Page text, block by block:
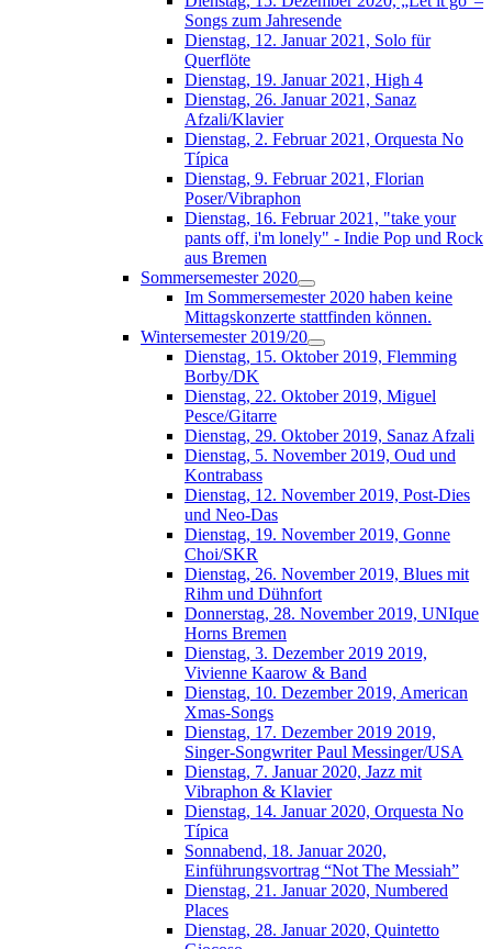
Songs zum Jahresende
Dienstag, 12. Januar 2021, Solo für
Querflöte
Dienstag, 19. Januar 2021, High 4
Dienstag, 26. Januar 2021, Sanaz
Afzali/Klavier
Dienstag, 2. Februar 2021, Orquesta No
Típica
Dienstag, 9. Februar 2021, Florian
Poser/Vibraphon
Dienstag, 16. Februar 2021, "take your
pants off, i'm lonely" - Indie Pop und Rock
aus Bremen
Sommersemester 2020
Im Sommersemester 2020 haben keine
Mittagskonzerte stattfinden können.
Wintersemester 2019/20
Dienstag, 15. Oktober 2019, Flemming
Borby/DK
Dienstag, 22. Oktober 2019, Miguel
Pesce/Gitarre
Dienstag, 29. Oktober 2019, Sanaz Afzali
Dienstag, 5. November 2019, Oud und
Kontrabass
Dienstag, 12. November 2019, Post-Dies
und Neo-Das
Dienstag, 19. November 2019, Gonne
Choi/SKR
Dienstag, 26. November 2019, Blues mit
Rihm und Dühnfort
Donnerstag, 28. November 2019, UNIque
Horns Bremen
Dienstag, 3. Dezember 2019 2019,
Vivienne Kaarow & Band
Dienstag, 10. Dezember 2019, American
Xmas-Songs
Dienstag, 17. Dezember 2019 2019,
Singer-Songwriter Paul Messinger/USA
Dienstag, 7. Januar 2020, Jazz mit
Vibraphon & Klavier
Dienstag, 14. Januar 2020, Orquesta No
Típica
Sonnabend, 18. Januar 2020,
Einführungsvortrag “Not The Messiah”
Dienstag, 21. Januar 2020, Numbered
Places
Dienstag, 28. Januar 2020, Quintetto